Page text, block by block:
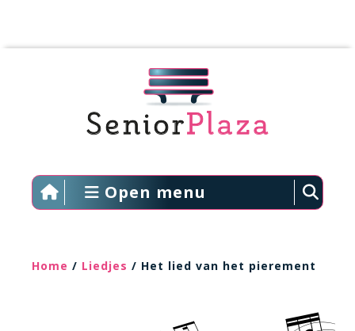
Open menu
Home / Liedjes / Het lied van het pierement